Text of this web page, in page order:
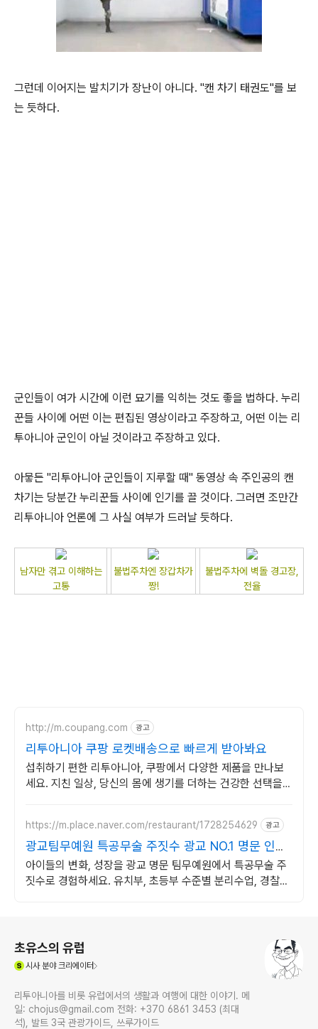
그런데 이어지는 발치기가 장난이 아니다. "캔 차기 태권도"를 보
는 듯하다.
군인들이 여가 시간에 이런 묘기를 익히는 것도 좋을 법하다. 누리
꾼들 사이에 어떤 이는 편집된 영상이라고 주장하고, 어떤 이는 리
투아니아 군인이 아닐 것이라고 주장하고 있다.
아뭏든 "리투아니아 군인들이 지루할 때" 동영상 속 주인공의 캔
차기는 당분간 누리꾼들 사이에 인기를 끌 것이다. 그러면 조만간
리투아니아 언론에 그 사실 여부가 드러날 듯하다.
남자만 겪고 이해하는
고통
불법주차엔 장갑차가
짱!
불법주차에 벽돌 경고장,
전율
http://m.coupang.com 광고
리투아니아 쿠팡 로켓배송으로 빠르게 받아봐요
섭취하기 편한 리투아니아, 쿠팡에서 다양한 제품을 만나보
세요. 지친 일상, 당신의 몸에 생기를 더하는 건강한 선택을
https://m.place.naver.com/restaurant/1728254629 광고
광교팀무예원 특공무술 주짓수 광교 NO.1 명문 인기
도장
아이들의 변화, 성장을 광교 명문 팀무예원에서 특공무술 주
짓수로 경험하세요. 유치부, 초등부 수준별 분리수업, 경찰가
초유스의 유럽
시사분야 크리에이터
리투아니아를 비롯 유럽에서의 생활과 여행에 대한 이야기. 메
일: chojus@gmail.com 전화: +370 6861 3453 (최대
석), 발트 3국 관광가이드, 쓰루가이드